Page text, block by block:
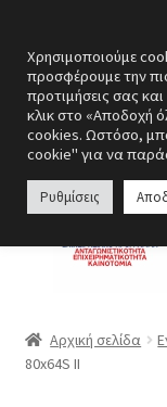
μετάβαση
στην
πλοήγηση
σε
περιεχόμενο
Ενεργειακές εστίες
Ανεμιστήρες
Αρχική σελίδα
80x64S II
Χρησιμοποιούμε
προσφέρουμε την
προτιμήσεις σας
κλικ στο «Αποδοχή
cookies. Ωστόσο,
cookie" για να
Ρυθμίσεις